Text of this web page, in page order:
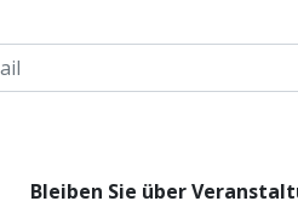
Bleiben Sie über